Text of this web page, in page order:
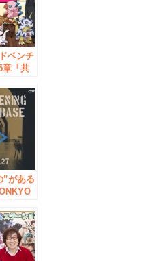
ベンチ
章「共
in
月8日
原で
”がある